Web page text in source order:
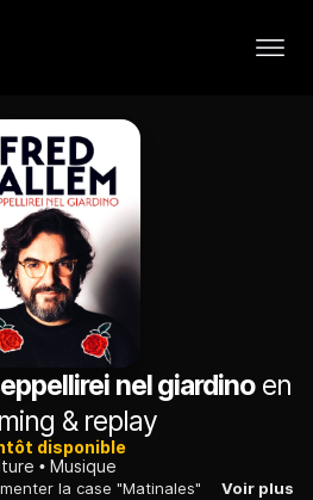
nel giardinoen
& replay
disponible
Musique
la case "Matinales" Voir plus